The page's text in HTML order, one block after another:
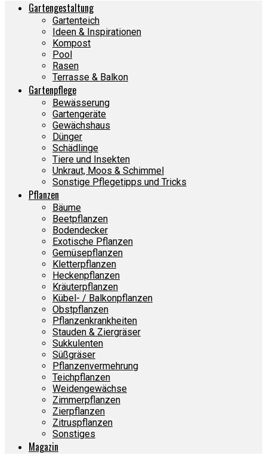
Gartengestaltung
Gartenteich
Ideen & Inspirationen
Kompost
Pool
Rasen
Terrasse & Balkon
Gartenpflege
Bewässerung
Gartengeräte
Gewächshaus
Dünger
Schädlinge
Tiere und Insekten
Unkraut, Moos & Schimmel
Sonstige Pflegetipps und Tricks
Pflanzen
Bäume
Beetpflanzen
Bodendecker
Exotische Pflanzen
Gemüsepflanzen
Kletterpflanzen
Heckenpflanzen
Kräuterpflanzen
Kübel- / Balkonpflanzen
Obstpflanzen
Pflanzenkrankheiten
Stauden & Ziergräser
Sukkulenten
Süßgräser
Pflanzenvermehrung
Teichpflanzen
Weidengewächse
Zimmerpflanzen
Zierpflanzen
Zitruspflanzen
Sonstiges
Magazin